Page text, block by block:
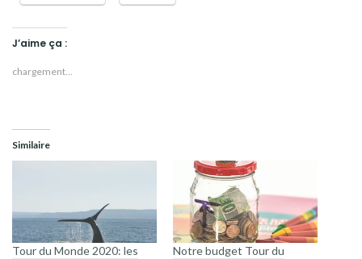
J’aime ça :
chargement…
Similaire
Tour du Monde 2020: les
Notre budget Tour du